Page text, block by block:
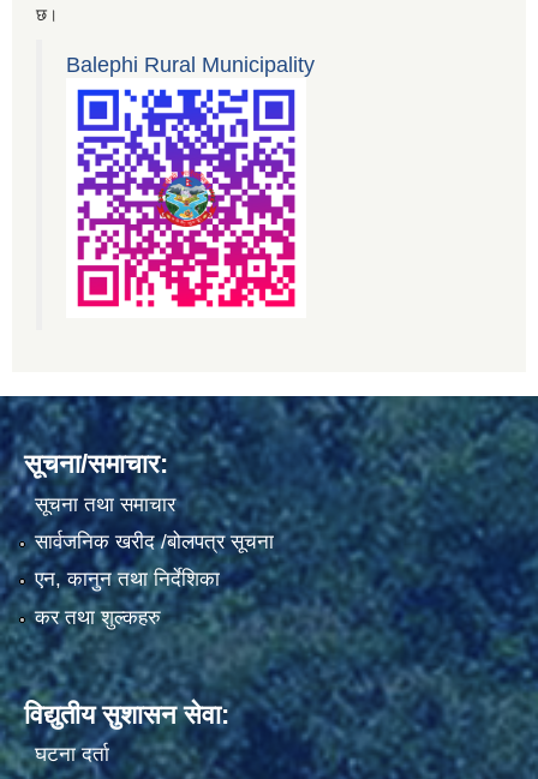
छ।
Balephi Rural Municipality
सूचना/समाचार:
सूचना तथा समाचार
सार्वजनिक खरीद /बोलपत्र सूचना
एन, कानुन तथा निर्देशिका
कर तथा शुल्कहरु
विद्युतीय सुशासन सेवा:
घटना दर्ता